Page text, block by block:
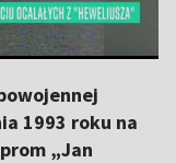
1993 roku na
„Jan